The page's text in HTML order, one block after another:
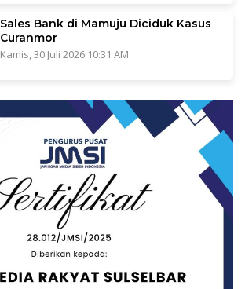
Sales Bank di Mamuju Diciduk Kasus
Curanmor
Kamis, 30 Juli 2026 10:31 AM